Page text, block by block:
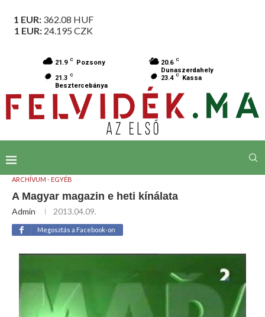
1 EUR: 362.08 HUF
1 EUR: 24.195 CZK
21.9 C Pozsony 20.6 C
Dunaszerdahely
21.3 C
Besztercebánya
23.4 C Kassa
ARCHÍVUM - EGYÉB
A Magyar magazin e heti kínálata
Admin 2013.04.09.
Megosztás a Facebook-on